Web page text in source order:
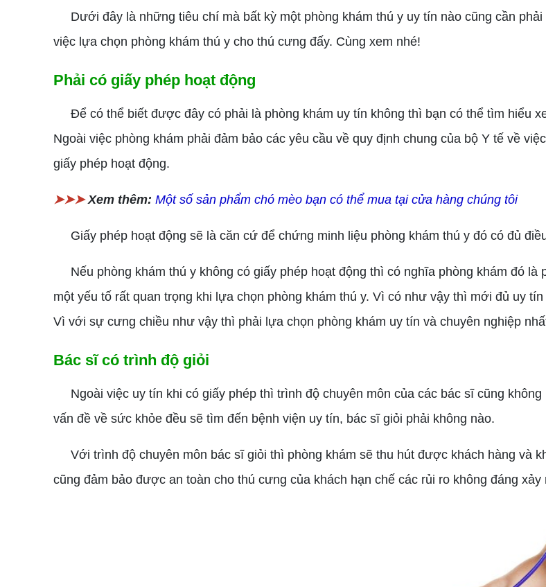
Dưới đây là những tiêu chí mà bất kỳ một phòng khám thú y uy tín nào cũng cần
việc lựa chọn phòng khám thú y cho thú cưng đấy. Cùng xem nhé!
Phải có giấy phép hoạt động
Để có thể biết được đây có phải là phòng khám uy tín không thì bạn có thể tìm hiểu
Ngoài việc phòng khám phải đảm bảo các yêu cầu về quy định chung của bộ Y tế về
giấy phép hoạt động.
➤➤➤Xem thêm: Một số sản phẩm chó mèo bạn có thể mua tại cửa hàng chúng tôi
Giấy phép hoạt động sẽ là căn cứ để chứng minh liệu phòng khám thú y đó có đủ
Nếu phòng khám thú y không có giấy phép hoạt động thì có nghĩa phòng khám đó là
một yếu tố rất quan trọng khi lựa chọn phòng khám thú y. Vì có như vậy thì mới đủ uy
Vì với sự cưng chiều như vậy thì phải lựa chọn phòng khám uy tín và chuyên nghiệp
Bác sĩ có trình độ giỏi
Ngoài việc uy tín khi có giấy phép thì trình độ chuyên môn của các bác sĩ cũng
vấn đề về sức khỏe đều sẽ tìm đến bệnh viện uy tín, bác sĩ giỏi phải không nào.
Với trình độ chuyên môn bác sĩ giỏi thì phòng khám sẽ thu hút được khách hàng và
cũng đảm bảo được an toàn cho thú cưng của khách hạn chế các rủi ro không đáng xảy